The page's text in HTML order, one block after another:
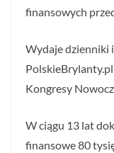
finansowych
Wydaje dzienniki
Kongresy
W ciągu 13 lat
finansowe 80